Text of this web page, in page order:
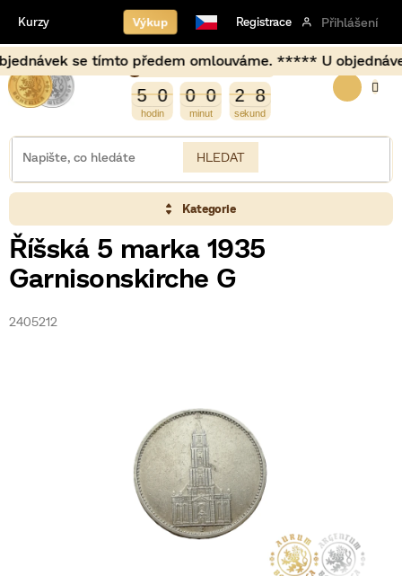
obsah
předem omlouváme. ***** U objednávek
Výkup Registrace Přihlášení
Kurzy
5
5 0
0 0
0 0
0 2
3
2 7
8
7
9
8
HLEDAT
Kategorie
Říšská 5 marka 1935
Garnisonskirche G
2405212